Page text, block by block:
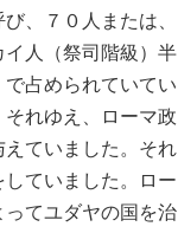
、７０人または、
人（祭司階級）半
占められていてい
れゆえ、ローマ政
ていました。それ
ていました。ロー
てユダヤの国を治